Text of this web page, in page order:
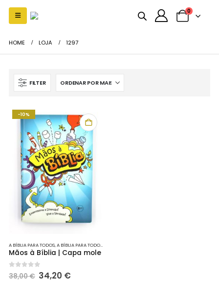
0
HOME LOJA 1297
FILTER
-10%
A BÍBLIA PARA TODOS,A BÍBLIA PARA TODOS ,
Mãos à Bíblia | Capa mole
0 out of 5
38,00€ O
preço
34,20 €O